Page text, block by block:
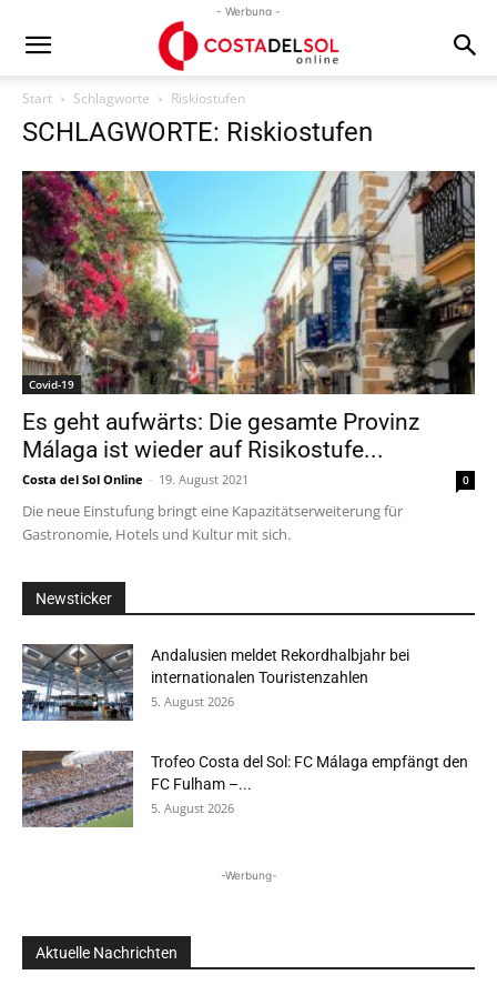
- Werbung -
Start Schlagworte Riskiostufen
SCHLAGWORTE: Riskiostufen
Covid-19
Es geht aufwärts: Die gesamte Provinz
Málaga ist wieder auf Risikostufe...
Costa del Sol Online - 19. August 2021 0
Die neue Einstufung bringt eine Kapazitätserweiterung für
Gastronomie, Hotels und Kultur mit sich.
Newsticker
Andalusien meldet Rekordhalbjahr bei
internationalen Touristenzahlen
5. August 2026
Trofeo Costa del Sol: FC Málaga empfängt den
FC Fulham –...
5. August 2026
-Werbung-
Aktuelle Nachrichten